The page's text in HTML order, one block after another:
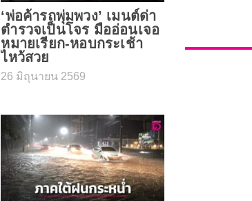
‘พ่อค้ารถพุ่มพวง’ เมนต์ด่า
ตำรวจเป็นโจร มืออ่อนเจอ
หมายเรียก-หอบกระเช้า
ไหว้สวย
26 มิถุนายน 2569